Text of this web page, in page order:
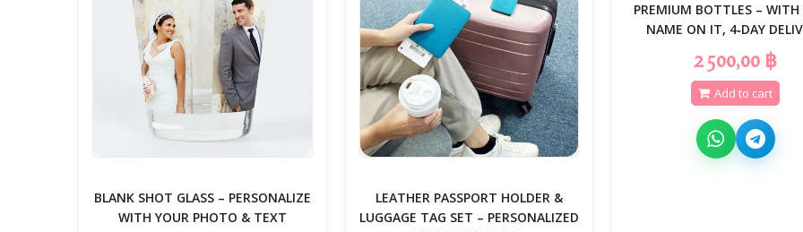
BLANK SHOT GLASS – PERSONALIZE
WITH YOUR PHOTO & TEXT
LEATHER PASSPORT HOLDER &
LUGGAGE TAG SET – PERSONALIZED
PREMIUM BOTTLES – WITH
NAME ON IT, 4‑DAY
2 500,00 ฿
Add to cart